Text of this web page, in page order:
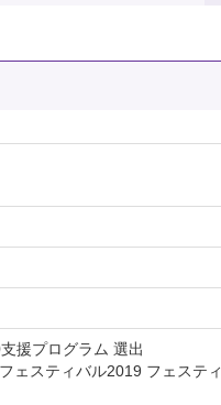
援プログラム 選出
ェスティバル2019 フェステ